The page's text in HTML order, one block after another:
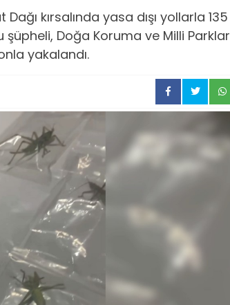
Dağı kırsalında yasa dışı yollarla 135
Doğa Koruma ve Milli Parklar
yakalandı.